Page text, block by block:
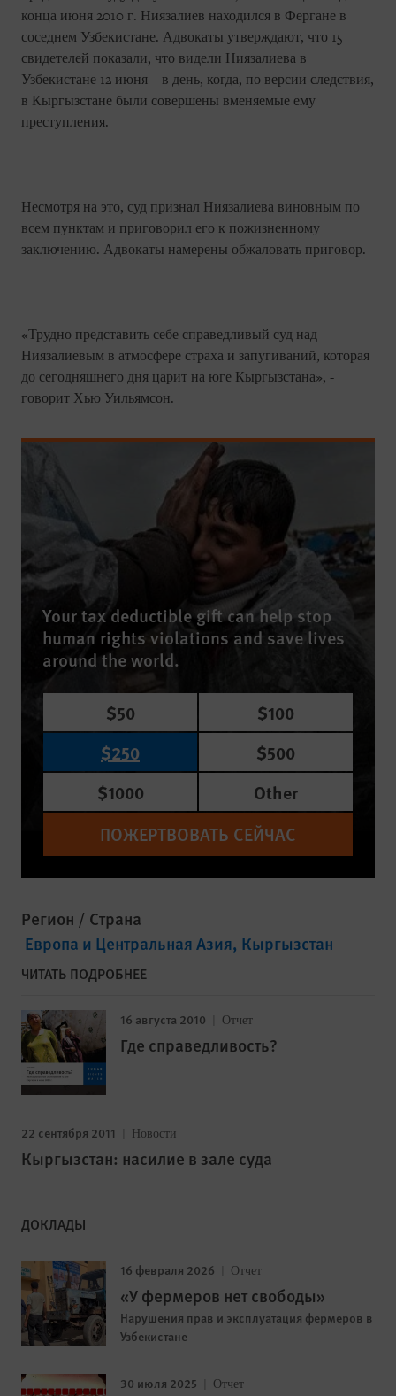
конца июня 2010 г. Ниязалиев находился в Фергане в
соседнем Узбекистане. Адвокаты утверждают, что 15
свидетелей показали, что видели Ниязалиева в
Узбекистане 12 июня – в день, когда, по версии следствия,
в Кыргызстане были совершены вменяемые ему
преступления.
Несмотря на это, суд признал Ниязалиева виновным по
всем пунктам и приговорил его к пожизненному
заключению. Адвокаты намерены обжаловать приговор.
«Трудно представить себе справедливый суд над
Ниязалиевым в атмосфере страха и запугиваний, которая
до сегодняшнего дня царит на юге Кыргызстана», -
говорит Хью Уильямсон.
Your tax deductible gift can help stop
human rights violations and save lives
around the world.
$50
$100
$250
$500
$1000
Other
ПОЖЕРТВОВАТЬ СЕЙЧАС
Регион / Страна
Европа и Центральная Азия Кыргызстан
ЧИТАТЬ ПОДРОБНЕЕ
16 августа 2010 Отчет
Где справедливость?
22 сентября 2011 Новости
Кыргызстан: насилие в зале суда
ДОКЛАДЫ
16 февраля 2026 Отчет
«У фермеров нет свободы»
Нарушения прав и эксплуатация фермеров в
Узбекистане
30 июля 2025 Отчет